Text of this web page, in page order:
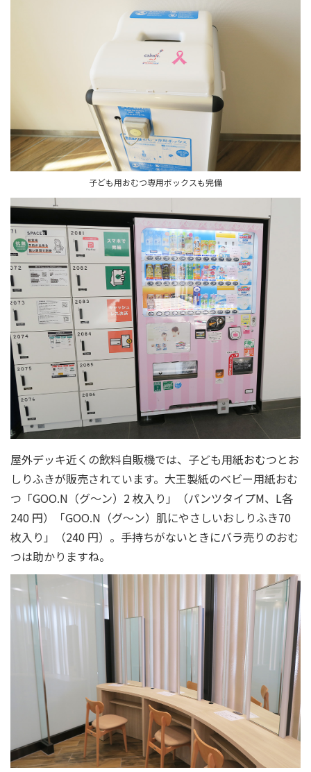
子ども用おむつ専用ボックスも完備
屋外デッキ近くの飲料自販機では、子ども用紙おむつとお
しりふきが販売されています。大王製紙のベビー用紙おむ
つ「GOO.N（グ～ン）2 枚入り」（パンツタイプM、L各
240 円）「GOO.N（グ～ン）肌にやさしいおしりふき70
枚入り」（240 円）。手持ちがないときにバラ売りのおむ
つは助かりますね。